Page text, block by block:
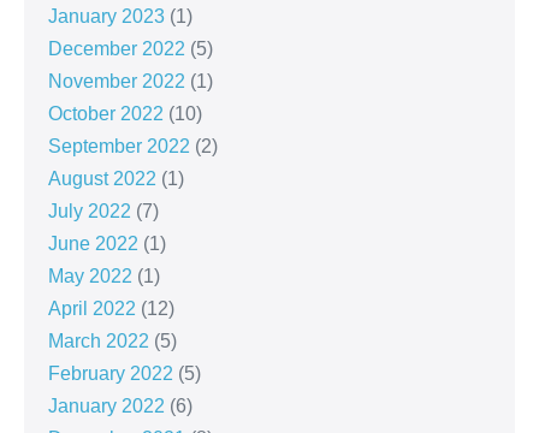
January 2023 (1)
December 2022 (5)
November 2022 (1)
October 2022 (10)
September 2022 (2)
August 2022 (1)
July 2022 (7)
June 2022 (1)
May 2022 (1)
April 2022 (12)
March 2022 (5)
February 2022 (5)
January 2022 (6)